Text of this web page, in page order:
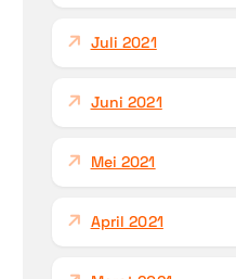
Juli 2021
Juni 2021
Mei 2021
April 2021